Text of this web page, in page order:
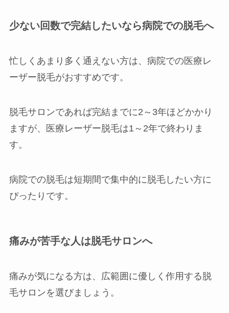
少ない回数で完結したいなら病院での脱毛へ
忙しくあまり多く通えない方は、病院での医療レ
ーザー脱毛がおすすめです。
脱毛サロンであれば完結までに2～3年ほどかかり
ますが、医療レーザー脱毛は1～2年で終わりま
す。
病院での脱毛は短期間で集中的に脱毛したい方に
ぴったりです。
痛みが苦手な人は脱毛サロンへ
痛みが気になる方は、広範囲に優しく作用する脱
毛サロンを選びましょう。